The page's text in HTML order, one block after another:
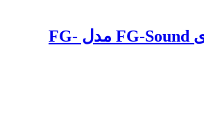
اسپیکر صخره‌ای FG-Sound مدل FG-